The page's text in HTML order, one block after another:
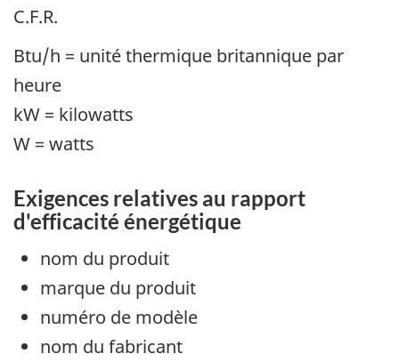
C.F.R.
Btu/h = unité thermique britannique par
heure
kW = kilowatts
W = watts
Exigences relatives au rapport
d'efficacité énergétique
nom du produit
marque du produit
numéro de modèle
nom du fabricant